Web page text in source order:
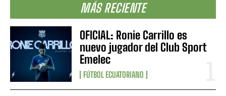
MÁS RECIENTE
OFICIAL: Ronie Carrillo es
nuevo jugador del Club Sport
Emelec
FÚTBOL ECUATORIANO